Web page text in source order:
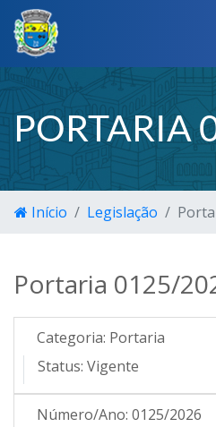
PORTARIA
Início Legislação
Portaria 0125/
Categoria: Portaria
Status: Vigente
Número/Ano: 0125/2026